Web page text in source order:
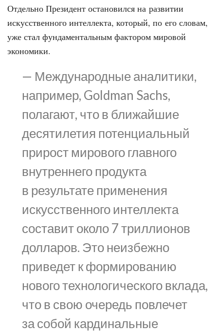
Отдельно Президент остановился на развитии
искусственного интеллекта, который, по его словам,
уже стал фундаментальным фактором мировой
экономики.
— Международные аналитики,
например, Goldman Sachs,
полагают, что в ближайшие
десятилетия потенциальный
прирост мирового главного
внутреннего продукта
в результате применения
искусственного интеллекта
составит около 7 триллионов
долларов. Это неизбежно
приведет к формированию
нового технологического вклада,
что в свою очередь повлечет
за собой кардинальные